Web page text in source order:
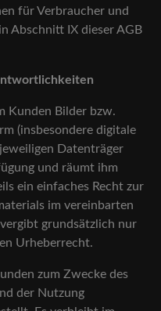
für Verbraucher und
Abschnitt IX dieser AGB
Kunden Bilder bzw.
(insbesondere digitale
Datenträger
und räumt ihm
ein einfaches Recht zur
im vereinbarten
vergibt grundsätzlich nur
Urheberrecht.
zum Zwecke des
der Nutzung